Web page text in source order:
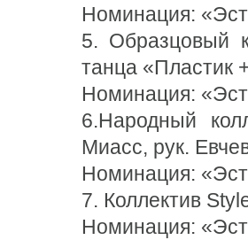
Номинация:
5. Образцовый
танца «Пластик
Номинация:
6.Народный
Миасс, рук.
Номинация:
7. Коллектив
Номинация: